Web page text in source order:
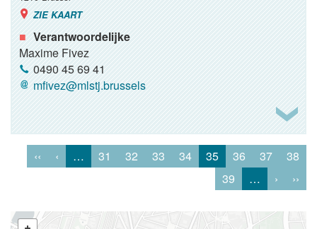
ZIE KAART
Verantwoordelijke
Maxime Fivez
0490 45 69 41
mfivez@mlstj.brussels
‹‹ ‹ … 31 32 33 34 35 36 37
38
39
… › ››